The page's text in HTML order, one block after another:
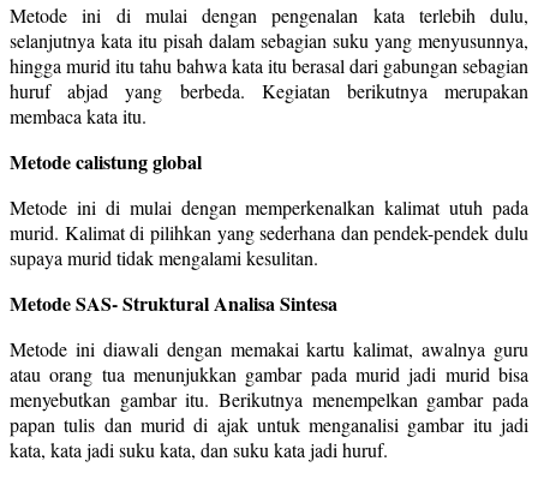
Metode ini di mulai dengan pengenalan kata terlebih dulu,
selanjutnya kata itu pisah dalam sebagian suku yang menyusunnya,
hingga murid itu tahu bahwa kata itu berasal dari gabungan sebagian
huruf abjad yang berbeda. Kegiatan berikutnya merupakan
membaca kata itu.
Metode calistung global
Metode ini di mulai dengan memperkenalkan kalimat utuh pada
murid. Kalimat di pilihkan yang sederhana dan pendek-pendek dulu
supaya murid tidak mengalami kesulitan.
Metode SAS- Struktural Analisa Sintesa
Metode ini diawali dengan memakai kartu kalimat, awalnya guru
atau orang tua menunjukkan gambar pada murid jadi murid bisa
menyebutkan gambar itu. Berikutnya menempelkan gambar pada
papan tulis dan murid di ajak untuk menganalisi gambar itu jadi
kata, kata jadi suku kata, dan suku kata jadi huruf.